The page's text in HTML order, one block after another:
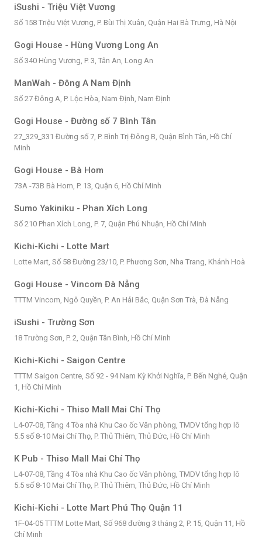
iSushi - Triệu Việt Vương
Số 158 Triệu Việt Vương, P. Bùi Thị Xuân, Quận Hai Bà Trưng, Hà Nội
Gogi House - Hùng Vương Long An
Số 340 Hùng Vương, P. 3, Tân An, Long An
ManWah - Đông A Nam Định
Số 27 Đông A, P. Lộc Hòa, Nam Định, Nam Định
Gogi House - Đường số 7 Bình Tân
27_329_331 Đường số 7, P. Bình Trị Đông B, Quận Bình Tân, Hồ Chí
Minh
Gogi House - Bà Hom
73A -73B Bà Hom, P. 13, Quận 6, Hồ Chí Minh
Sumo Yakiniku - Phan Xích Long
Số 210 Phan Xích Long, P. 7, Quận Phú Nhuận, Hồ Chí Minh
Kichi-Kichi - Lotte Mart
Lotte Mart, Số 58 Đường 23/10, P. Phương Sơn, Nha Trang, Khánh Hoà
Gogi House - Vincom Đà Nẵng
TTTM Vincom, Ngô Quyền, P. An Hải Bắc, Quận Sơn Trà, Đà Nẵng
iSushi - Trường Sơn
18 Trường Sơn, P. 2, Quận Tân Bình, Hồ Chí Minh
Kichi-Kichi - Saigon Centre
TTTM Saigon Centre, Số 92 - 94 Nam Kỳ Khởi Nghĩa, P. Bến Nghé, Quận
1, Hồ Chí Minh
Kichi-Kichi - Thiso Mall Mai Chí Thọ
L4-07-08, Tầng 4 Tòa nhà Khu Cao ốc Văn phòng, TMDV tổng hợp lô
5.5 số 8-10 Mai Chí Thọ, P. Thủ Thiêm, Thủ Đức, Hồ Chí Minh
K Pub - Thiso Mall Mai Chí Thọ
L4-07-08, Tầng 4 Tòa nhà Khu Cao ốc Văn phòng, TMDV tổng hợp lô
5.5 số 8-10 Mai Chí Thọ, P. Thủ Thiêm, Thủ Đức, Hồ Chí Minh
Kichi-Kichi - Lotte Mart Phú Thọ Quận 11
1F-04-05 TTTM Lotte Mart, Số 968 đường 3 tháng 2, P. 15, Quận 11, Hồ
Chí Minh